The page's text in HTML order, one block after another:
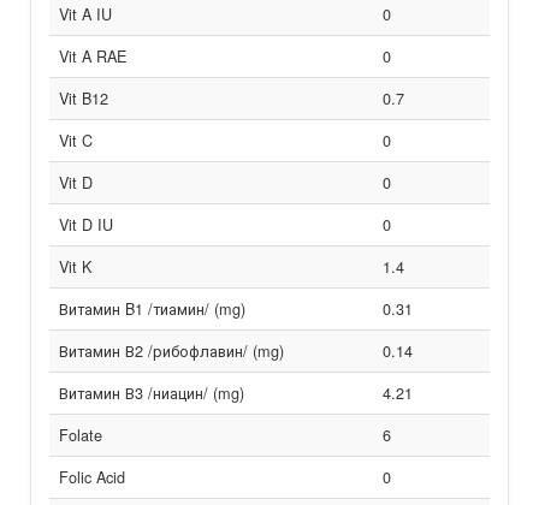
Vit A IU
0
Vit A RAE
0
Vit B12
0.7
Vit C
0
Vit D
0
Vit D IU
0
Vit K
1.4
Витамин B1 /тиамин/ (mg)
0.31
Витамин В2 /рибофлавин/ (mg)
0.14
Витамин В3 /ниацин/ (mg)
4.21
Folate
6
Folic Acid
0